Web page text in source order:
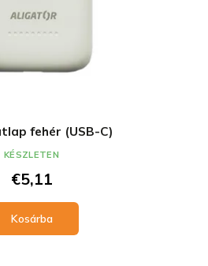
fehér (USB-C)
€5,11
Kosárba
KÉSZLETEN